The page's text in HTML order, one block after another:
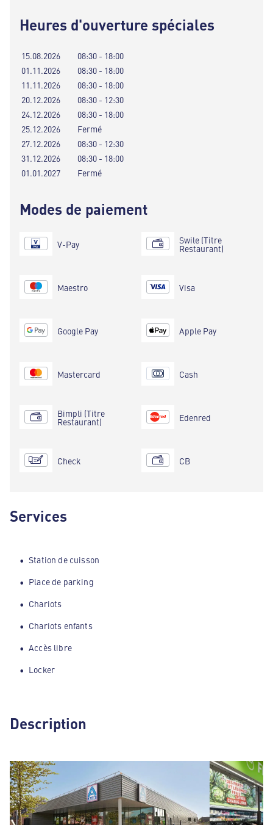
Heures d'ouverture spéciales
15.08.2026
08:30 - 18:00
01.11.2026
08:30 - 18:00
11.11.2026
08:30 - 18:00
20.12.2026
08:30 - 12:30
24.12.2026
08:30 - 18:00
25.12.2026
Fermé
27.12.2026
08:30 - 12:30
31.12.2026
08:30 - 18:00
01.01.2027
Fermé
Modes de paiement
V-Pay
Maestro
Google Pay
Mastercard
Bimpli (Titre
Restaurant)
Check
Swile (Titre
Restaurant)
Visa
Apple Pay
Cash
Edenred
CB
Services
Station de cuisson
Place de parking
Chariots
Chariots enfants
Accès libre
Locker
Description